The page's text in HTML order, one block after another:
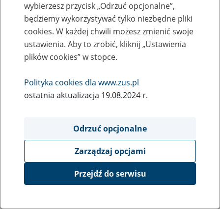
Przejdź do strony głównej
wybierzesz przycisk „Odrzuć opcjonalne”,
będziemy wykorzystywać tylko niezbędne pliki
cookies. W każdej chwili możesz zmienić swoje
ustawienia. Aby to zrobić, kliknij „Ustawienia
plików cookies” w stopce.
Polityka cookies dla www.zus.pl
ostatnia aktualizacja 19.08.2024 r.
Odrzuć opcjonalne
Zarządzaj opcjami
Przejdź do serwisu